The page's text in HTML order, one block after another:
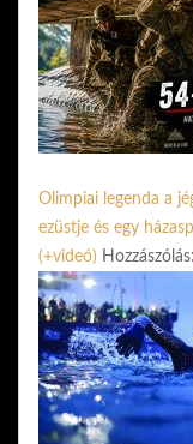
Olimpiai legenda a
ezüstje és egy
(+videó) Hozzászólás: